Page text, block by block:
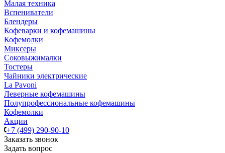
Малая техника
Вспениватели
Блендеры
Кофеварки и кофемашины
Кофемолки
Миксеры
Соковыжималки
Тостеры
Чайники электрические
La Pavoni
Леверные кофемашины
Полупрофессиональные кофемашины
Кофемолки
Акции
+7 (499) 290-90-10
Заказать звонок
Задать вопрос